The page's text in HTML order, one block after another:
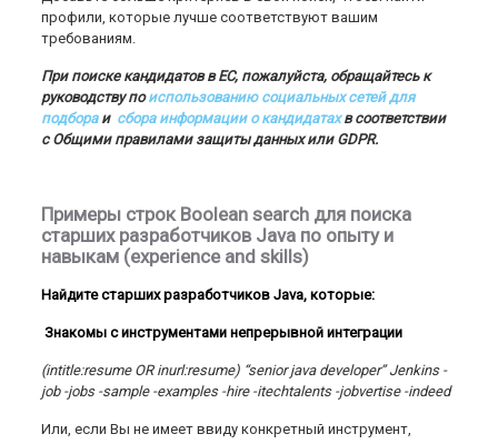
профили, которые лучше соответствуют вашим
требованиям.
При поиске кандидатов в ЕС, пожалуйста, обращайтесь к
руководству поиспользованию социальных сетей для
подбораи сбора информации о кандидатахв соответствии
с Общими правилами защиты данных или GDPR.
Примеры строк Boolean search для поиска
старших разработчиков Java по опыту и
навыкам (experience and skills)
Найдите старших разработчиков Java, которые:
Знакомы с инструментами непрерывной интеграции
(intitle:resume OR inurl:resume) “senior java developer” Jenkins -
job -jobs -sample -examples -hire -itechtalents -jobvertise -indeed
Или, если Вы не имеет ввиду конкретный инструмент,